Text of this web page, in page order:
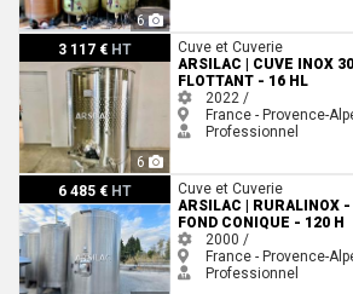
6
3 117 € HT
6
ARSILAC | Cuve inox 304 - Chapeau flottant - 16 HL
Cuve et Cuverie
ARSILAC | CUVE INOX
FLOTTANT - 16 HL
2022 /
France - Provence-
Professionnel
6 485 € HT
ARSILAC | RURALINOX - Cuve inox 304 - Fond
Cuve et Cuverie
ARSILAC | RURALINOX
FOND CONIQUE - 120 H
2000 /
France - Provence-
Professionnel